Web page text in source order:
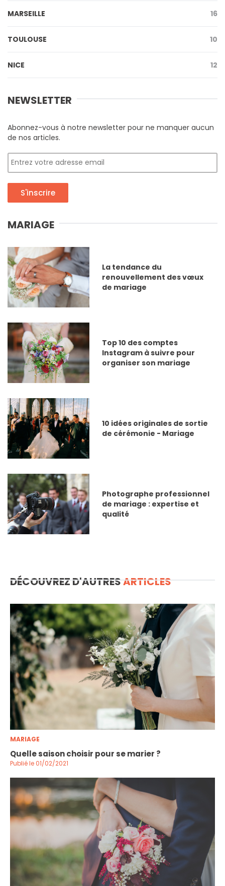
MARSEILLE 16
TOULOUSE 10
NICE 12
NEWSLETTER
Abonnez-vous à notre newsletter pour ne manquer aucun
de nos articles.
S'inscrire
MARIAGE
La tendance du
renouvellement des vœux
de mariage
Top 10 des comptes
Instagram à suivre pour
organiser son mariage
10 idées originales de sortie
de cérémonie - Mariage
Photographe professionnel
de mariage : expertise et
qualité
DÉCOUVREZ D'AUTRESARTICLES
MARIAGE
Quelle saison choisir pour se marier ?
Publié le 01/02/2021